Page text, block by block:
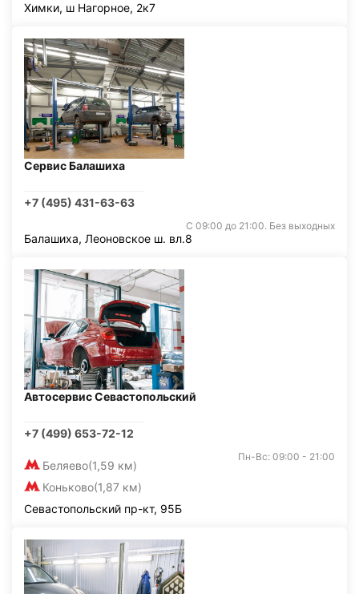
Химки, ш Нагорное, 2к7
Сервис Балашиха
+7 (495) 431-63-63
С 09:00 до 21:00. Без выходных
Балашиха, Леоновское ш. вл.8
Автосервис Севастопольский
+7 (499) 653-72-12
Беляево(1,59 км)
Коньково(1,87 км)
Пн-Вс: 09:00 - 21:00
Севастопольский пр-кт, 95Б